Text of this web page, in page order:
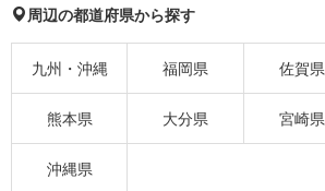
周辺の都道府県から探す
九州・沖縄 福岡県 佐賀県
熊本県 大分県 宮崎県
沖縄県